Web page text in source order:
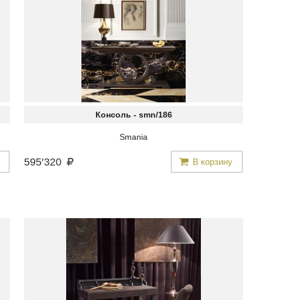
Консоль - smn/186
Smania
595′320 В корзину